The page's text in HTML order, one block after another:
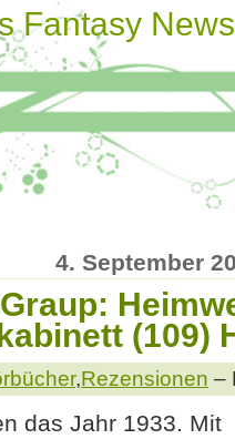
Fantasy News
4. September
(109)
,Rezensionen –
das Jahr 1933. Mit